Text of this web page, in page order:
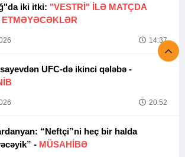
iki itki: "VESTRİ" İLƏ MATÇDA
ETMƏYƏCƏKLƏR
14:37
Tofiq Musayevdən UFC-də ikinci qələbə -
20:52
“Neftçi”ni heç bir halda
- MÜSAHİBƏ